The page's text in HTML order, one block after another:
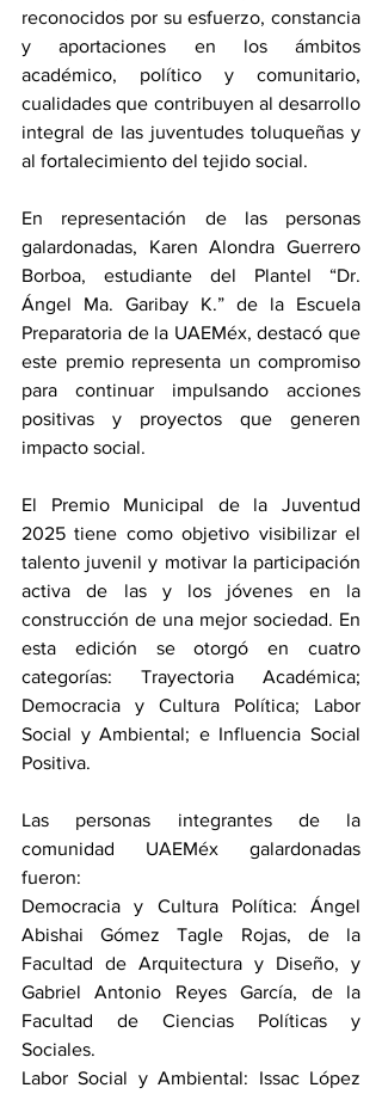
reconocidos por su esfuerzo, constancia
y aportaciones en los ámbitos
académico, político y comunitario,
cualidades que contribuyen al desarrollo
integral de las juventudes toluqueñas y
al fortalecimiento del tejido social.
En representación de las personas
galardonadas, Karen Alondra Guerrero
Borboa, estudiante del Plantel “Dr.
Ángel Ma. Garibay K.” de la Escuela
Preparatoria de la UAEMéx, destacó que
este premio representa un compromiso
para continuar impulsando acciones
positivas y proyectos que generen
impacto social.
El Premio Municipal de la Juventud
2025 tiene como objetivo visibilizar el
talento juvenil y motivar la participación
activa de las y los jóvenes en la
construcción de una mejor sociedad. En
esta edición se otorgó en cuatro
categorías: Trayectoria Académica;
Democracia y Cultura Política; Labor
Social y Ambiental; e Influencia Social
Positiva.
Las personas integrantes de la
comunidad UAEMéx galardonadas
fueron:
Democracia y Cultura Política: Ángel
Abishai Gómez Tagle Rojas, de la
Facultad de Arquitectura y Diseño, y
Gabriel Antonio Reyes García, de la
Facultad de Ciencias Políticas y
Sociales.
Labor Social y Ambiental: Issac López